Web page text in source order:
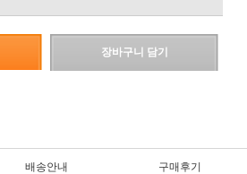
장바구니 담기
배송안내 구매후기